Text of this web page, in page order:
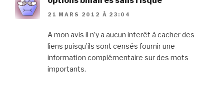
21 MARS 2012 À 23:04
A mon avis il n’y a aucun interêt à cacher des
liens puisqu’ils sont censés fournir une
information complémentaire sur des mots
importants.